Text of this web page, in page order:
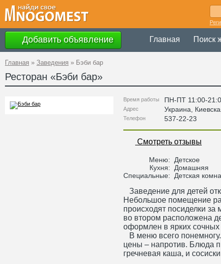
Добавить объявление Главная Поиск
Главная » Заведения » Бэби бар
Ресторан «Бэби бар»
Время работы ПН-ПТ 11:00-
Адрес Украина
Телефон 537-22-23
Смотреть отзывы
Меню:
Детское
Кухня:
Домашняя
Специальные:
Детская
Заведение для детей
Небольшое помещение
происходят посиделки
во втором расположена
оформлен в ярких сочных
В меню всего
цены – напротив. Блюда
гречневая каша, и